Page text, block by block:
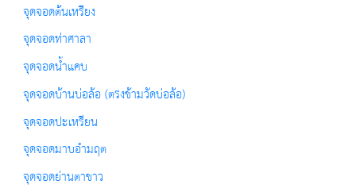
จุดจอดต้นเหรียง
จุดจอดท่าศาลา
จุดจอดน้ำแคบ
จุดจอดบ้านบ่อล้อ (ตรงข้ามวัดบ่อล้อ)
จุดจอดปะเหรียน
จุดจอดมาบอำมฤต
จุดจอดย่านตาขาว